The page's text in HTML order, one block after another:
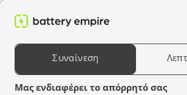
Συναίνεση
Μας ενδιαφέρει το απόρρητό σας
Αναζήτηση προϊόντων
Επιλέξτε μια συσκευή